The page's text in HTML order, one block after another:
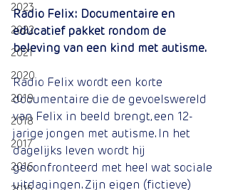
2023
2022
2021
2020
2019
2018
2017
2016
Radio Felix: Documentaire en
educatief pakket rondom de
beleving van een kind met autisme.
Radio Felix wordt een korte
documentaire die de gevoelswereld
van Felix in beeld brengt, een 12-
jarige jongen met autisme. In het
dagelijks leven wordt hij
geconfronteerd met heel wat sociale
uitdagingen. Zijn eigen (fictieve)